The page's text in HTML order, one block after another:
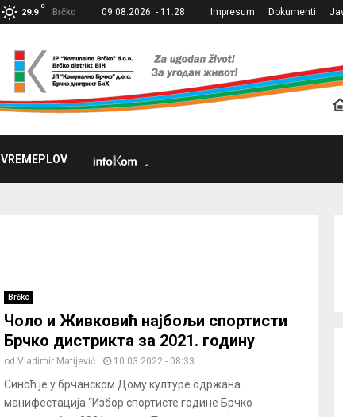
29.9
C
Brčko 09.08.2026. - 11:28 Impresum Dokumenti
VREMEPLOV
Brčko
Чоло и Живковић најбољи спортисти
Брчко дистрикта за 2021. годину
od Vladimir Matijević 10.03.2022 - 08:33
Синоћ је у брчанском Дому културе одржана
манифестација “Избор спортисте године Брчко